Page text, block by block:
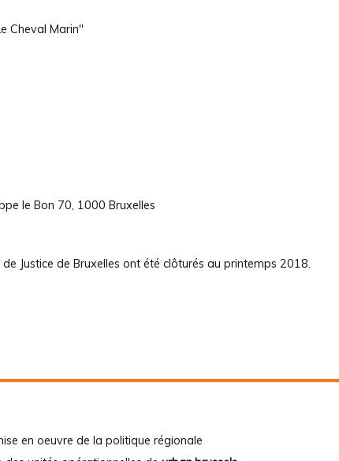
Cheval Marin"
le Bon 70, 1000 Bruxelles
Justice de Bruxelles ont été clôturés au printemps 2018.
en oeuvre de la politique régionale